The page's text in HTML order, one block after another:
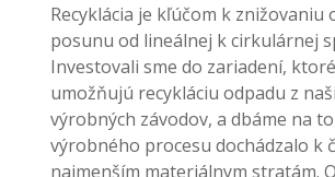
Recyklácia je kľúčom k znižovaniu
posunu od lineálnej k cirkulárnej
Investovali sme do zariadení,
umožňujú recykláciu odpadu z
výrobných závodov, a dbáme na
výrobného procesu dochádzalo k
najmenším materiálnym stratám.